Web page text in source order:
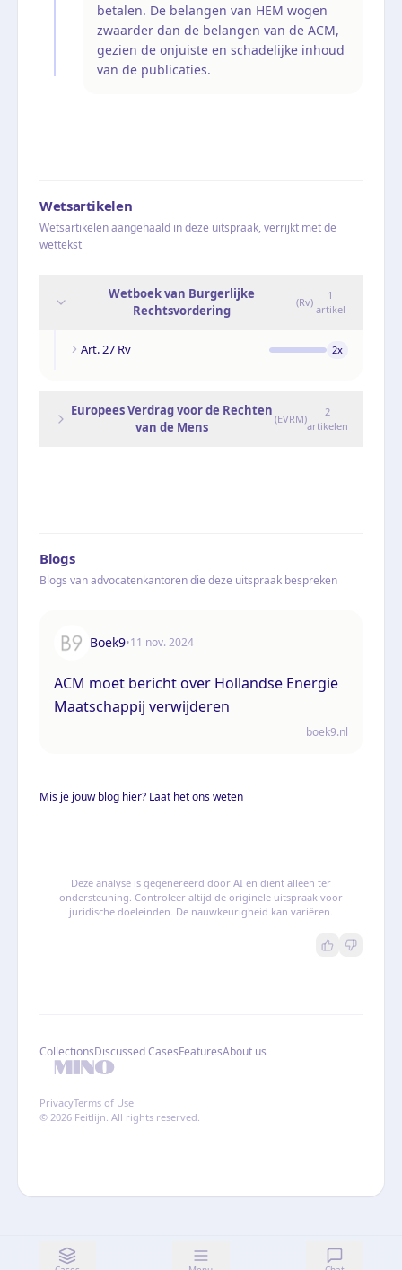
betalen. De belangen van HEM wogen
zwaarder dan de belangen van de ACM,
gezien de onjuiste en schadelijke inhoud
van de publicaties.
Wetsartikelen
Wetsartikelen aangehaald in deze uitspraak, verrijkt met de
wettekst
Wetboek van Burgerlijke
Rechtsvordering
(Rv)
1
artikel
Art. 27 Rv 2x
Europees Verdrag voor de Rechten
van de Mens
(EVRM)
2
artikelen
Blogs
Blogs van advocatenkantoren die deze uitspraak bespreken
Boek9•11 nov. 2024
ACM moet bericht over Hollandse Energie
Maatschappij verwijderen
boek9.nl
Mis je jouw blog hier? Laat het ons weten
Deze analyse is gegenereerd door AI en dient alleen ter
ondersteuning. Controleer altijd de originele uitspraak voor
juridische doeleinden. De nauwkeurigheid kan variëren.
CollectionsDiscussed CasesFeaturesAbout us
PrivacyTerms of Use
© 2026 Feitlijn. All rights reserved.